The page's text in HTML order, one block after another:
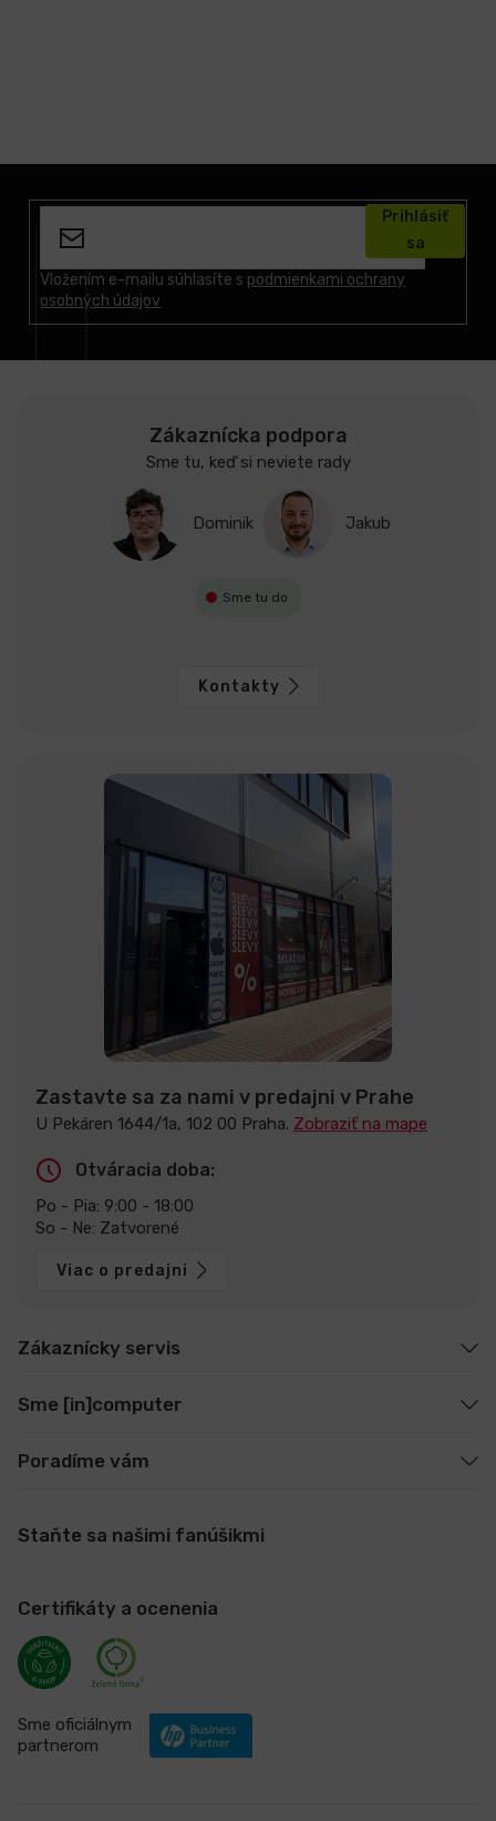
Vložením e-mailu súhlasíte s podmienkami ochrany
osobných údajov
Prihlásiť
sa
Zákaznícka podpora
Sme tu, keď si neviete rady
Dominik Jakub
Sme tu do
Kontakty
Zastavte sa za nami v predajni v Prahe
U Pekáren 1644/1a, 102 00 Praha. Zobraziť na mape
Otváracia doba:
Po - Pia: 9:00 - 18:00
So - Ne: Zatvorené
Viac o predajni
Zákaznícky servis
Sme [in]computer
Poradíme vám
Staňte sa našimi fanúšikmi
Certifikáty a ocenenia
Sme oficiálnym
partnerom